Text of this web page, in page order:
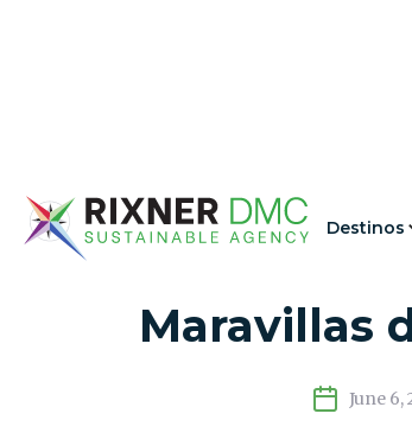
Destinos
Descubriendo
Maravillas
June 6,